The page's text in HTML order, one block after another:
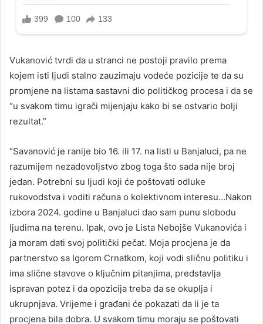
Vukanović tvrdi da u stranci ne postoji pravilo prema
kojem isti ljudi stalno zauzimaju vodeće pozicije te da su
promjene na listama sastavni dio političkog procesa i da se
“u svakom timu igrači mijenjaju kako bi se ostvario bolji
rezultat.”
“Savanović je ranije bio 16. ili 17. na listi u Banjaluci, pa ne
razumijem nezadovoljstvo zbog toga što sada nije broj
jedan. Potrebni su ljudi koji će poštovati odluke
rukovodstva i voditi računa o kolektivnom interesu…Nakon
izbora 2024. godine u Banjaluci dao sam punu slobodu
ljudima na terenu. Ipak, ovo je Lista Nebojše Vukanovića i
ja moram dati svoj politički pečat. Moja procjena je da
partnerstvo sa Igorom Crnatkom, koji vodi sličnu politiku i
ima slične stavove o ključnim pitanjima, predstavlja
ispravan potez i da opozicija treba da se okuplja i
ukrupnjava. Vrijeme i građani će pokazati da li je ta
procjena bila dobra. U svakom timu moraju se poštovati